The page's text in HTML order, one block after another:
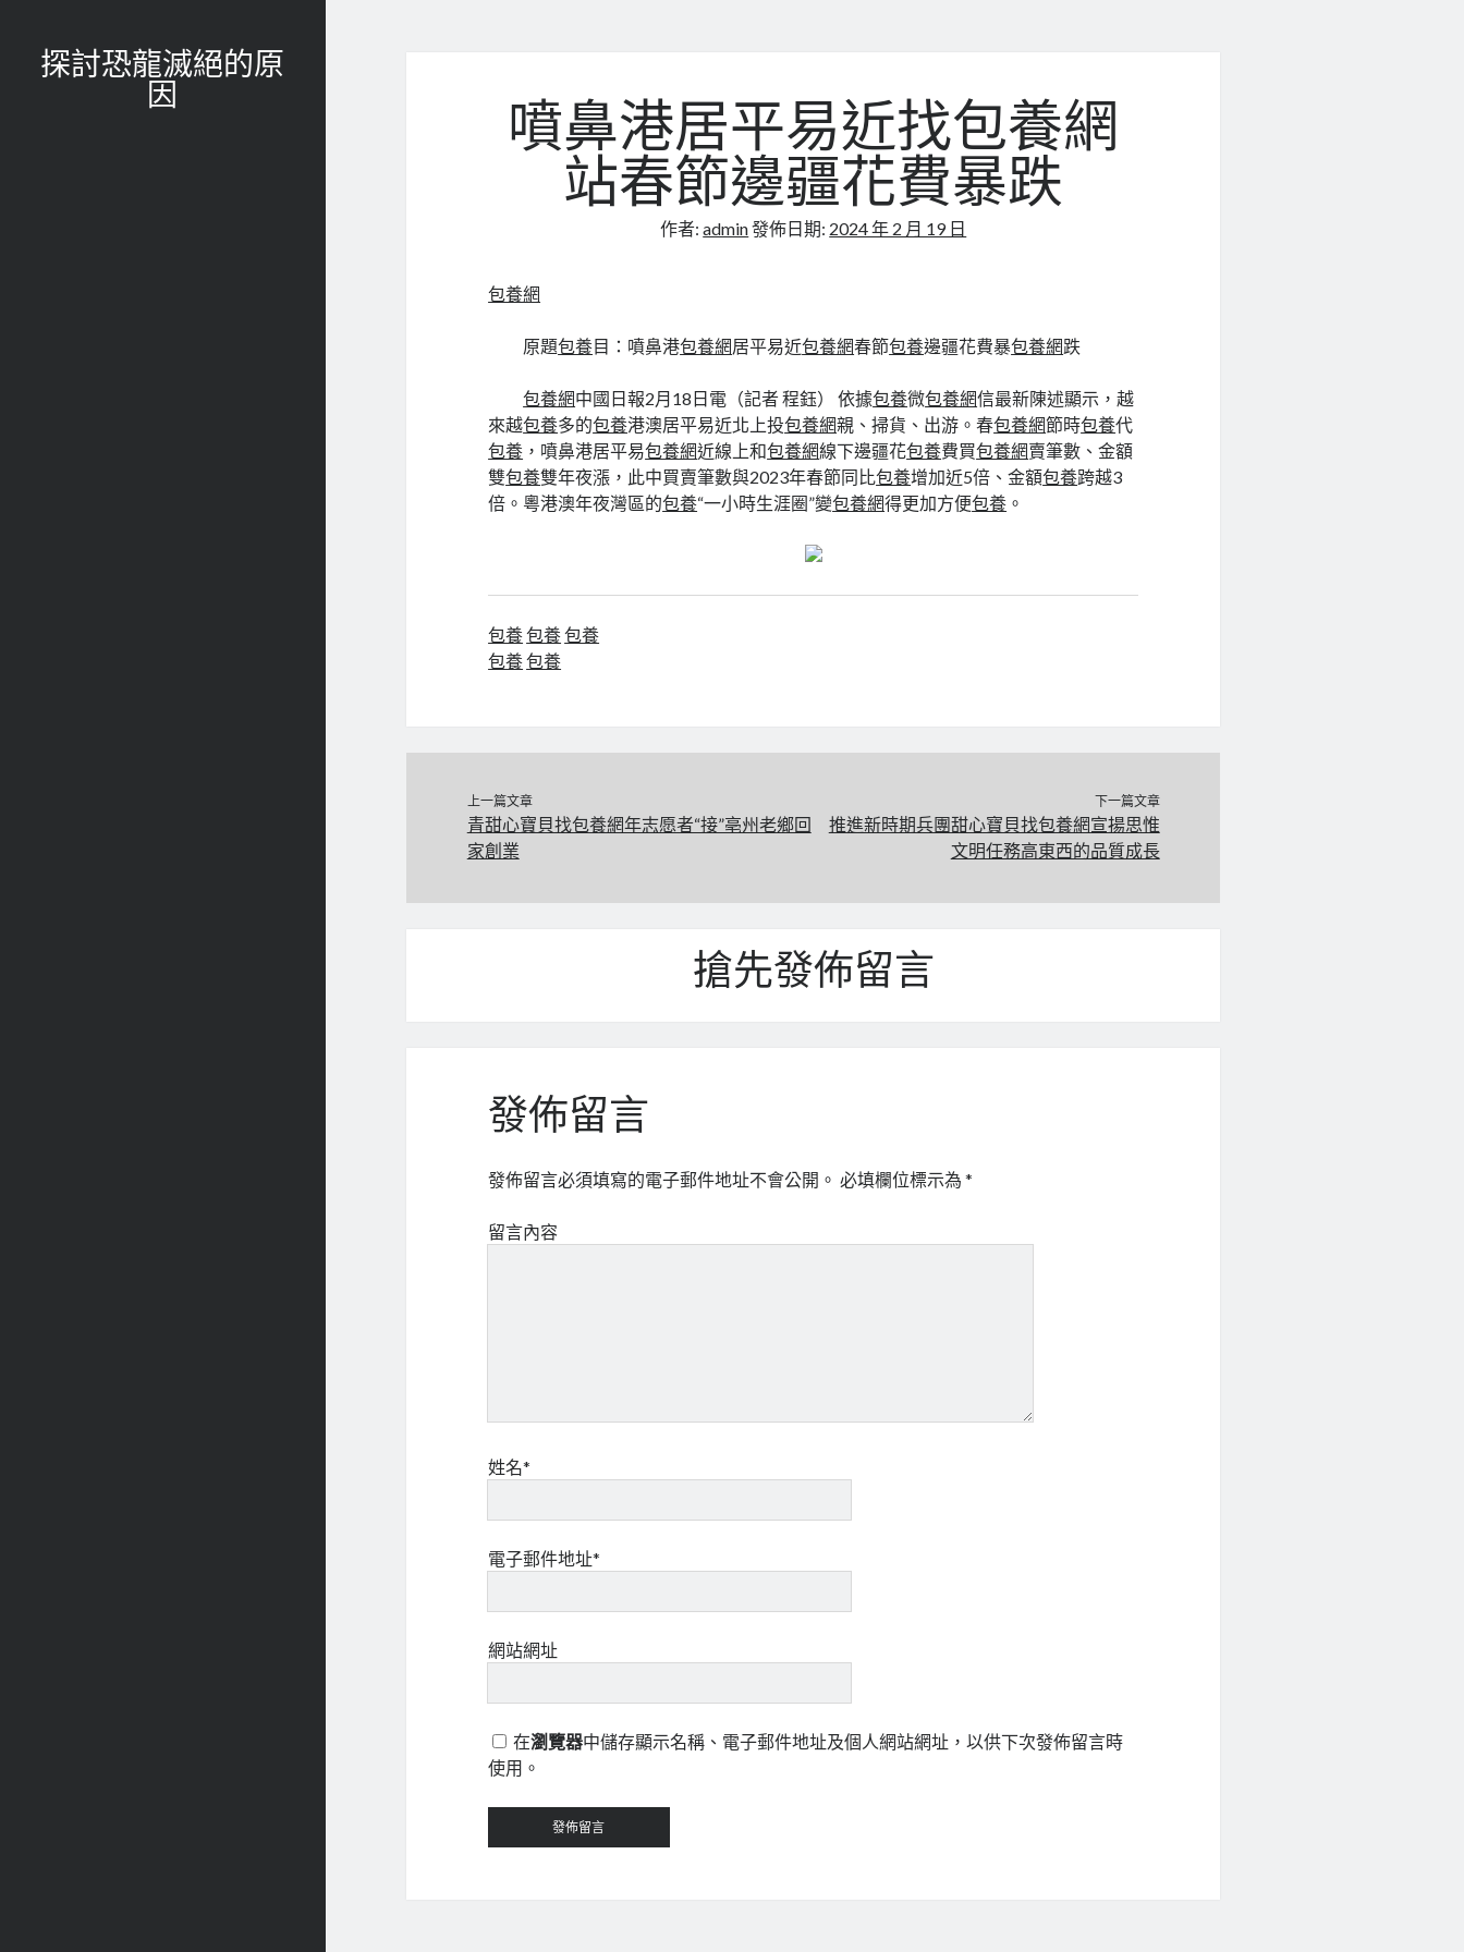
探討恐龍滅絕的原
因
噴鼻港居平易近找包養網
站春節邊疆花費暴跌
作者:admin發佈日期: 2024 年 2 月 19 日
包養網
原題包養目：噴鼻港包養網居平易近包養網春節包養邊疆花費暴包養網跌
包養網中國日報2月18日電（記者 程鈺） 依據包養微包養網信最新陳述顯示，越
來越包養多的包養港澳居平易近北上投包養網親、掃貨、出游。春包養網節時包養代
包養 ，噴鼻港居平易包養網近線上和包養網線下邊疆花包養費買包養網賣筆數、金額
雙包養雙年夜漲，此中買賣筆數與2023年春節同比包養增加近5倍、金額包養跨越3
倍。粵港澳年夜灣區的包養“一小時生涯圈”變包養網得更加方便包養 。
包養包養包養
包養包養
上一篇文章
青甜心寶貝找包養網年志愿者“接”亳州老鄉回
家創業
下一篇文章
推進新時期兵團甜心寶貝找包養網宣揚思惟
文明任務高東西的品質成長
搶先發佈留言
發佈留言
發佈留言必須填寫的電子郵件地址不會公開。 必填欄位標示為*
留言內容
姓名*
電子郵件地址*
網站網址
在瀏覽器中儲存顯示名稱、電子郵件地址及個人網站網址，以供下次發佈留言時
使用。